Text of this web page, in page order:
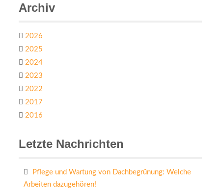
Archiv
2026
2025
2024
2023
2022
2017
2016
Letzte Nachrichten
Pflege und Wartung von Dachbegrünung: Welche
Arbeiten dazugehören!